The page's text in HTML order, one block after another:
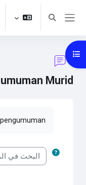
تخطى إلى المحتوى الرئيسي
تبديل إدخال البحث
Murid
فتح فهرس المقرر
البحث في